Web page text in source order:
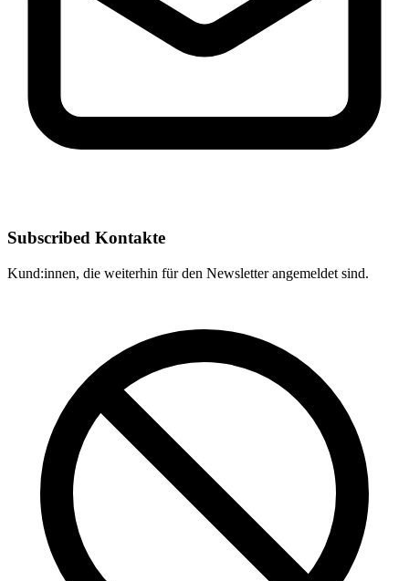
Subscribed Kontakte
Kund:innen, die weiterhin für den Newsletter angemeldet sind.